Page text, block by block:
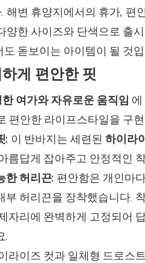
해변 휴양지에서의 휴가, 편
양한 사이즈와 단색으로 출
돋보이는 아이템이 될 것
게 편안한 핏
여가와 자유로운 움직임
편안한 라이프스타일을 구
: 이 반바지는 세련된하이라
름답게 잡아주고 안정적인
한 허리끈: 편안함은 개인마
부 허리끈을 장착했습니다.
자리에 완벽하게 고정되어
.
라이즈 컷과 일체형 드로스